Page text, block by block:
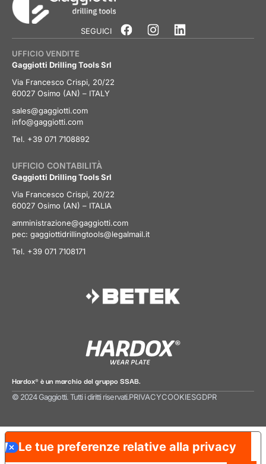
SEGUICI
UFFICIO VENDITE
Gaggiotti Drilling Tools Srl
Via Francesco Crispi, 20/22
60027 Osimo (AN) – ITALY
sales@gaggiotti.com
info@gaggiotti.com
Tel. +39 071 7108892
UFFICIO CONTABILITÀ
Gaggiotti Drilling Tools Srl
Via Francesco Crispi, 20/22
60027 Osimo (AN) – ITALIA
amministrazione@gaggiotti.com
pec: gaggiottidrillingtools@legalmail.it
Tel. +39 071 7108171
Hardox® è un marchio del gruppo SSAB.
© 2024 Gaggiotti. Tutti i diritti riservati.PRIVACYCOOKIESGDPR
Le tue preferenze relative alla privacy